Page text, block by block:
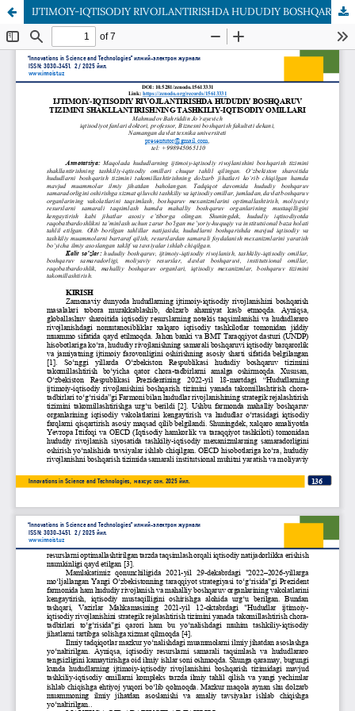
IJTIMOIY-IQTISODIY RIVOJLANTIRISHDA HUDUDIY BOSHQARUV TIZIMINI SHAKLLANTIRISHNING TASHKILIY-IQTISODIY OMILLARI